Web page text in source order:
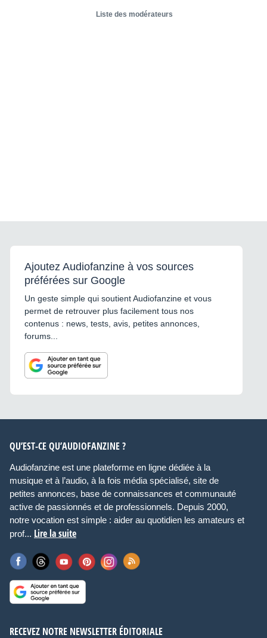
Liste des modérateurs
Ajoutez Audiofanzine à vos sources
préférées sur Google
Un geste simple qui soutient Audiofanzine et vous
permet de retrouver plus facilement tous nos
contenus : news, tests, avis, petites annonces,
forums...
QU’EST-CE QU’AUDIOFANZINE ?
Audiofanzine est une plateforme en ligne dédiée à la
musique et à l’audio, à la fois média spécialisé, site de
petites annonces, base de connaissances et communauté
active de passionnés et de professionnels. Depuis 2000,
notre vocation est simple : aider au quotidien les amateurs et
prof... Lire la suite
RECEVEZ NOTRE NEWSLETTER ÉDITORIALE